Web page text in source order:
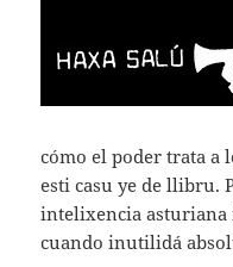
cómo el poder trata a
esti casu ye de llibru.
intelixencia asturiana
cuando inutilidá